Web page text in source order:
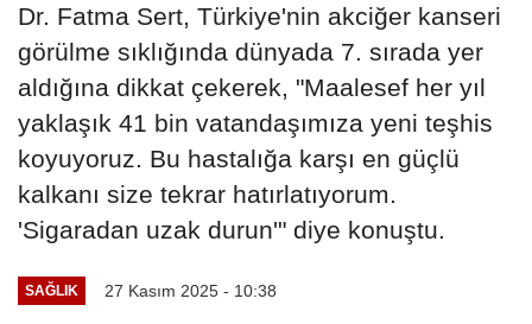
Dr. Fatma Sert, Türkiye'nin akciğer kanseri
görülme sıklığında dünyada 7. sırada yer
aldığına dikkat çekerek, "Maalesef her yıl
yaklaşık 41 bin vatandaşımıza yeni teşhis
koyuyoruz. Bu hastalığa karşı en güçlü
kalkanı size tekrar hatırlatıyorum.
'Sigaradan uzak durun'" diye konuştu.
SAĞLIK 27 Kasım 2025 - 10:38